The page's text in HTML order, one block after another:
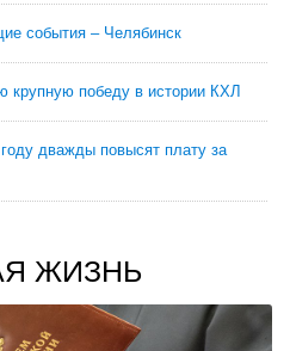
события – Челябинск
крупную победу в истории КХЛ
дважды повысят плату за
ЖИЗНЬ